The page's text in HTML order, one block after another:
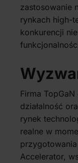
zastosowanie
rynkach high-
konkurencji
Firma
działalność
rynek
realne w
Accelerator,